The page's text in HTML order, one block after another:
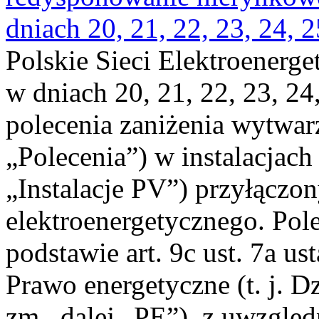
dniach 20, 21, 22, 23, 24,
Polskie Sieci
w dniach 20, 21, 22, 23,
polecenia zaniżenia
„Polecenia”) w
„Instalacje PV”)
elektroenergetycznego.
podstawie art. 9c ust. 7a
Prawo energetyczne (t. j.